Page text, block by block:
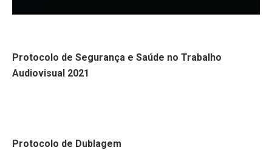
Protocolo de Segurança e Saúde no Trabalho
Audiovisual 2021
Protocolo de Dublagem